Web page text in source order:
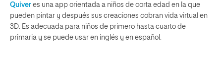
Quiver es una app orientada a niños de corta edad en la que
pueden pintar y después sus creaciones cobran vida virtual en
3D. Es adecuada para niños de primero hasta cuarto de
primaria y se puede usar en inglés y en español.